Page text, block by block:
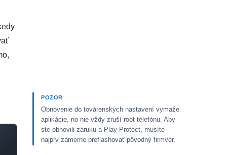
POZOR
Obnovenie do továrenských nastavení vymaže
aplikácie, no nie vždy zruší root telefónu. Aby
ste obnovili záruku a Play Protect, musíte
najprv zámerne preflashovať pôvodný firmvér.